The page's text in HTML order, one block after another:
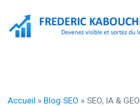
contenu
Accueil » Blog SEO » SEO, IA & GEO